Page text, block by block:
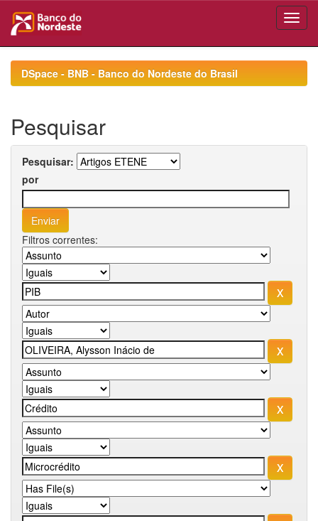
navigationDSpace - BNB - Banco do Nordeste do Brasil
Pesquisar
Pesquisar:
por
Filtros correntes: